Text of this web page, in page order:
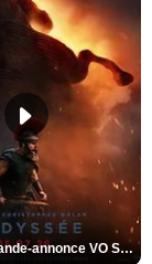
L'Odyssée Bande-annonce VO STFR